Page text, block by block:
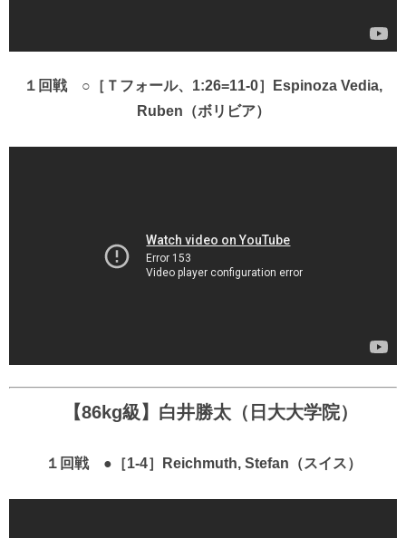
１回戦 ○［Ｔフォール、1:26=11-0］Espinoza Vedia,
Ruben（ボリビア）
【86kg級】白井勝太（日大大学院）
１回戦 ●［1-4］Reichmuth, Stefan（スイス）